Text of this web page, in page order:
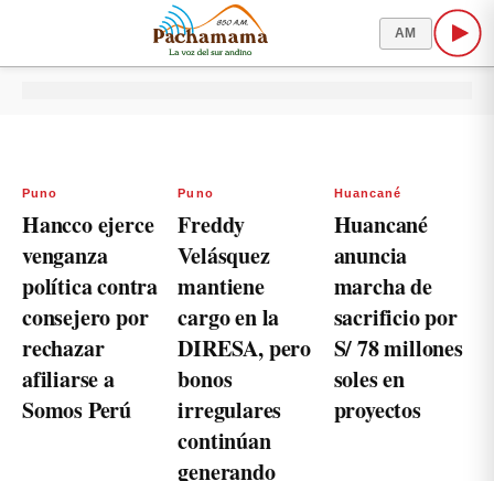
AM
Puno
Hancco ejerce
venganza
política contra
consejero por
rechazar
afiliarse a
Somos Perú
Puno
Freddy
Velásquez
mantiene
cargo en la
DIRESA, pero
bonos
irregulares
continúan
generando
Huancané
Huancané
anuncia
marcha de
sacrificio por
S/ 78 millones
soles en
proyectos